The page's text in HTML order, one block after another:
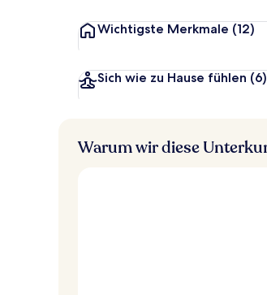
Wichtigste Merkmale (12)
Sich wie zu Hause fühlen (6)
Warum wir diese